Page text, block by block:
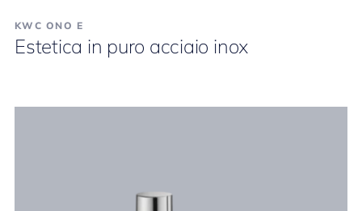
KWC ONO E
Estetica in puro acciaio inox